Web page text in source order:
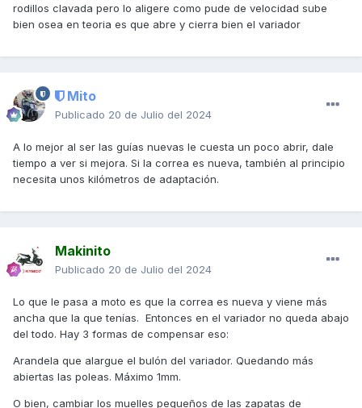
rodillos clavada pero lo aligere como pude de velocidad sube
bien osea en teoria es que abre y cierra bien el variador
Mito
Publicado 20 de Julio del 2024
A lo mejor al ser las guías nuevas le cuesta un poco abrir, dale
tiempo a ver si mejora. Si la correa es nueva, también al principio
necesita unos kilómetros de adaptación.
Makinito
Publicado 20 de Julio del 2024
Lo que le pasa a moto es que la correa es nueva y viene más
ancha que la que tenías. Entonces en el variador no queda abajo
del todo. Hay 3 formas de compensar eso:
Arandela que alargue el bulón del variador. Quedando más
abiertas las poleas. Máximo 1mm.
O bien, cambiar los muelles pequeños de las zapatas de